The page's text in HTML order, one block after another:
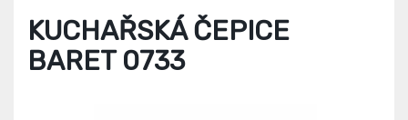
KUCHAŘSKÁ ČEPICE
BARET 0733